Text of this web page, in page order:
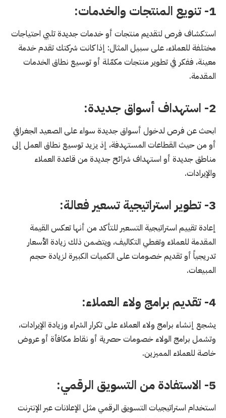
1- تنويع المنتجات والخدمات:
استكشاف فرص لتقديم منتجات أو خدمات جديدة تلبي احتياجات
مختلفة للعملاء، على سبيل المثال: إذا كانت شركتك تقدم خدمة
معينة، ففكر في تطوير منتجات مكمّلة أو توسيع نطاق الخدمات
المقدمة.
2- استهداف أسواق جديدة:
ابحث عن فرص لدخول أسواق جديدة سواء على الصعيد الجغرافي
أو من حيث القطاعات المستهدفة، إذ يزيد توسيع نطاق العمل إلى
مناطق جديدة أو استهداف شرائح جديدة من قاعدة العملاء
والإيرادات.
3- تطوير استراتيجية تسعير فعالة:
إعادة تقييم استراتيجية التسعير للتأكد من أنها تعكس القيمة
المقدمة للعملاء وتغطي التكاليف، ويتضمن ذلك زيادة الأسعار
تدريجياً أو تقديم خصومات على الكميات الكبيرة لزيادة حجم
المبيعات.
4- تقديم برامج ولاء العملاء:
يشجع إنشاء برامج ولاء العملاء على تكرار الشراء وزيادة الإيرادات،
وتشمل برامج الولاء خصومات حصرية أو نقاط مكافأة أو عروض
خاصة للعملاء المميزين.
5- الاستفادة من التسويق الرقمي:
استخدام استراتيجيات التسويق الرقمي مثل الإعلانات عبر الإنترنت